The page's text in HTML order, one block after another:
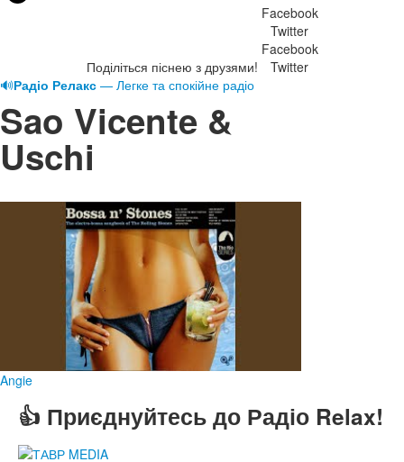
Поділіться піснею з друзями!
Facebook
Twitter
Facebook
Twitter
🔊Радіо Релакс — Легке та спокійне радіо
Sao Vicente &
Uschi
Angie
👍 Приєднуйтесь до Радіо Relax!